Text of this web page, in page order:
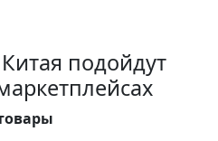
подойдут